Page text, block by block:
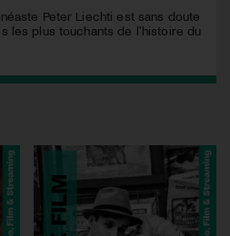
Peter Liechti est sans doute
les plus touchants de l'histoire du